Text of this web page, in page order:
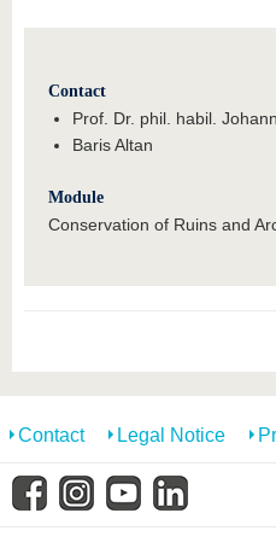
Contact
Prof. Dr. phil. habil.
Baris Altan
Module
Conservation of Ruins and
Contact Legal Notice